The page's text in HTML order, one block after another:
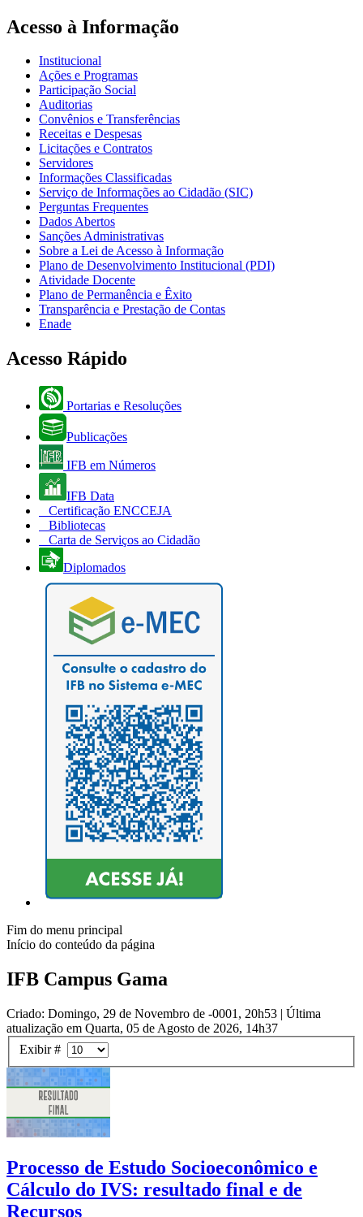
Acesso à Informação
Institucional
Ações e Programas
Participação Social
Auditorias
Convênios e Transferências
Receitas e Despesas
Licitações e Contratos
Servidores
Informações Classificadas
Serviço de Informações ao Cidadão (SIC)
Perguntas Frequentes
Dados Abertos
Sanções Administrativas
Sobre a Lei de Acesso à Informação
Plano de Desenvolvimento Institucional (PDI)
Atividade Docente
Plano de Permanência e Êxito
Transparência e Prestação de Contas
Enade
Acesso Rápido
Portarias e Resoluções
Publicações
IFB em Números
IFB Data
Certificação ENCCEJA
Bibliotecas
Carta de Serviços ao Cidadão
Diplomados
Fim do menu principal
Início do conteúdo da página
IFB Campus Gama
Criado: Domingo, 29 de Novembro de -0001, 20h53 | Última
atualização em Quarta, 05 de Agosto de 2026, 14h37
Exibir #
Processo de Estudo Socioeconômico e
Cálculo do IVS: resultado final e de
Recursos